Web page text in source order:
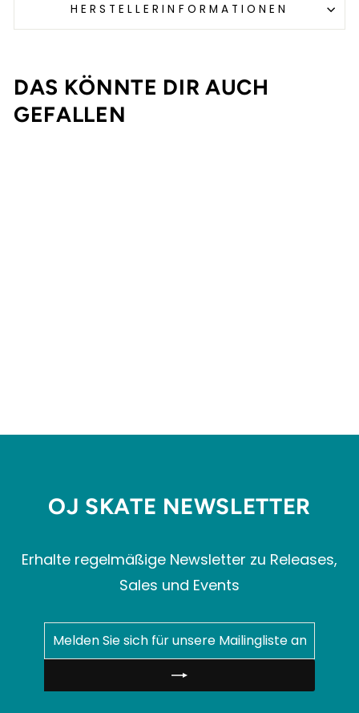
HERSTELLERINFORMATIONEN
DAS KÖNNTE DIR AUCH
GEFALLEN
OJ SKATE NEWSLETTER
Erhalte regelmäßige Newsletter zu Releases,
Sales und Events
SIE
SICH
FÜR
UNSERE